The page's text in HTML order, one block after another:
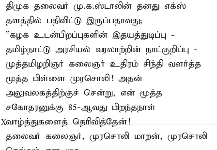
திமுக தலைவர் மு.க.ஸ்டாலின் தனது எக்ஸ்
தளத்தில் பதிவிட்டு இருப்பதாவது;
”கழக உடன்பிறப்புகளின் இதயத்துடிப்பு -
தமிழ்நாட்டு அரசியல் வரலாற்றின் நாட்குறிப்பு -
முத்தமிழறிஞர் கலைஞர் உதிரம் சிந்தி வளர்த்த
மூத்த பிள்ளை முரசொலி! அதன்
அலுவலகத்திற்குச் சென்று, என் மூத்த
சகோதரனுக்கு 85-ஆவது பிறந்தநாள்
வாழ்த்துகளைத் தெரிவித்தேன்!
தலைவர் கலைஞர், முரசொலி மாறன், முரசொலி
X